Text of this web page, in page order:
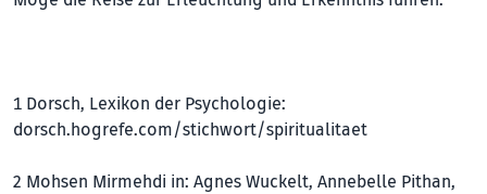
1 Dorsch, Lexikon der Psychologie:
dorsch.hogrefe.com/stichwort/spiritualitaet
2 Mohsen Mirmehdi in: Agnes Wuckelt, Annebelle Pithan,